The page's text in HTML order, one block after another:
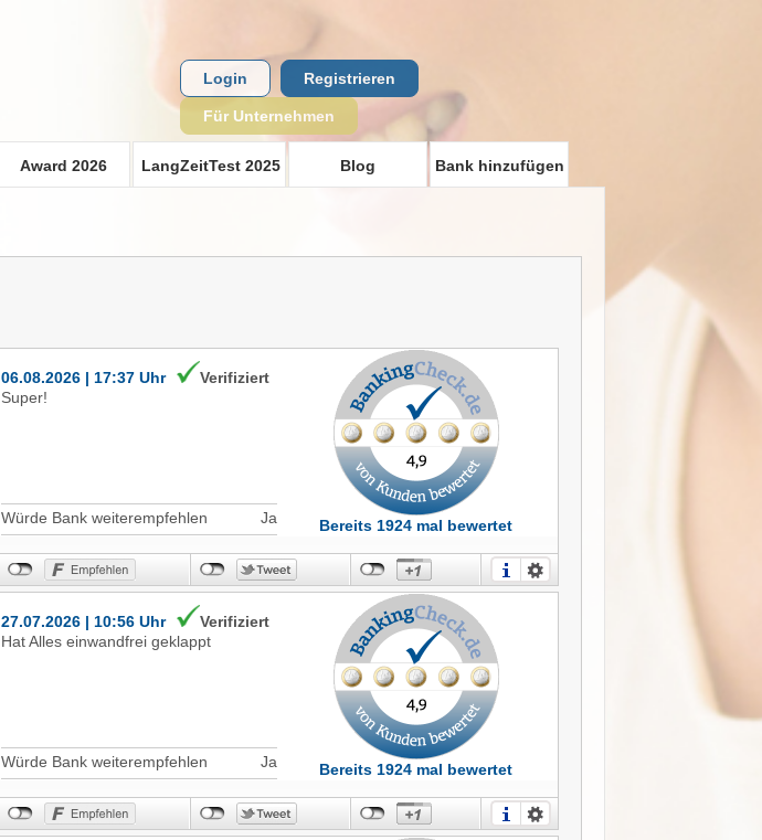
Award 2026 LangZeitTest 2025 Blog Bank hinzufügen
Login Registrieren
Für Unternehmen
06.08.2026 | 17:37 Uhr
Verifiziert
Super!
Würde Bank weiterempfehlen Ja Bereits 1924 mal bewertet
27.07.2026 | 10:56 Uhr
Verifiziert
Hat Alles einwandfrei geklappt
Würde Bank weiterempfehlen Ja Bereits 1924 mal bewertet